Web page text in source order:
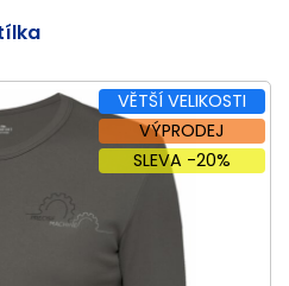
VĚTŠÍ VELIKOSTI
VÝPRODEJ
SLEVA -20%